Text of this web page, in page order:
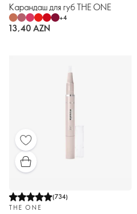
Карандаш для губ THE ONE
+4
13,40 AZN
(734)
THE ONE